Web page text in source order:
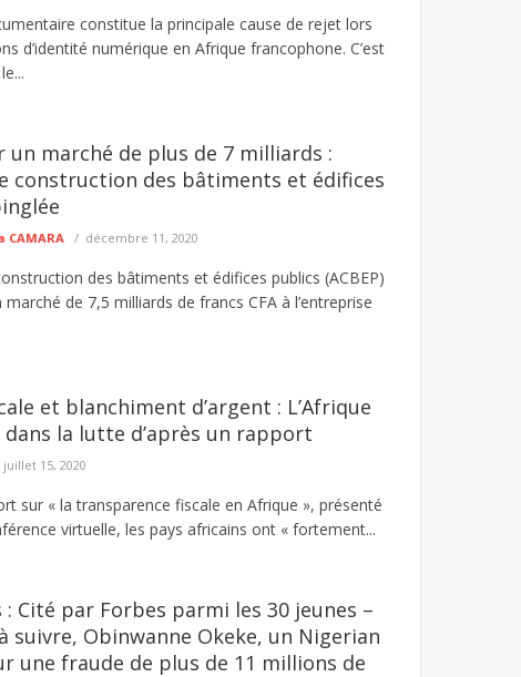
constitue la principale cause de rejet lors
d’identité numérique en Afrique francophone. C’est
un marché de plus de 7 milliards :
construction des bâtiments et édifices
CAMARA décembre 11, 2020
des bâtiments et édifices publics (ACBEP)
de 7,5 milliards de francs CFA à l’entreprise
et blanchiment d’argent : L’Afrique
la lutte d’après un rapport
juillet 15, 2020
sur « la transparence fiscale en Afrique », présenté
virtuelle, les pays africains ont « fortement...
: Cité par Forbes parmi les 30 jeunes –
suivre, Obinwanne Okeke, un Nigerian
une fraude de plus de 11 millions de